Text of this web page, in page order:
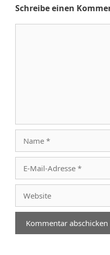
Schreibe einen
Mail-
Adresse